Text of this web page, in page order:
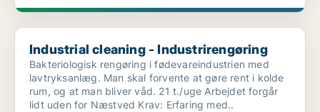
Industrial cleaning - Industrirengøring
Industrial cleaning - Industrirengøring
Bakteriologisk rengøring i fødevareindustrien med
lavtryksanlæg. Man skal forvente at gøre rent i kolde
rum, og at man bliver våd. 21 t./uge Arbejdet forgår
lidt uden for Næstved Krav: Erfaring med..